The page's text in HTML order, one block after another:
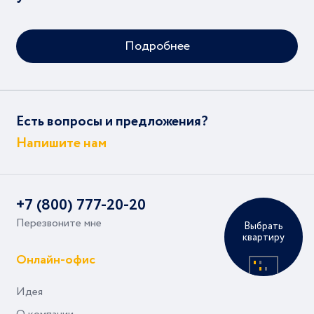
Выбрать
квартиру
Подробнее
Есть вопросы и предложения?
Напишите нам
+7 (800) 777-20-20
Перезвоните мне
Онлайн-офис
Идея